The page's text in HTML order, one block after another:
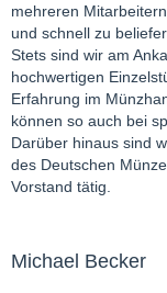
mehreren
und schnell zu
Stets sind wir am
hochwertigen
Erfahrung im
können so auch bei
Darüber hinaus sind
des Deutschen
Vorstand tätig.
Michael Becker